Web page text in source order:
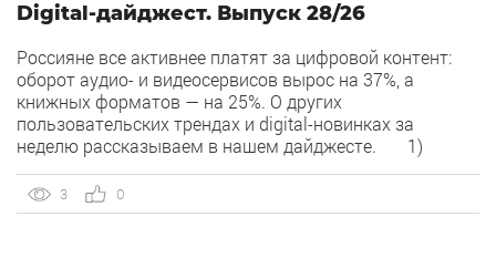
Digital-дайджест. Выпуск 28/26
Россияне все активнее платят за цифровой контент:
оборот аудио- и видеосервисов вырос на 37%, а
книжных форматов — на 25%. О других
пользовательских трендах и digital-новинках за
неделю рассказываем в нашем дайджесте. 1)
Яндекса. Рекламная сеть Яндекса запускает формат
Overlay, который показывает рекламу поверх контента,
3 0